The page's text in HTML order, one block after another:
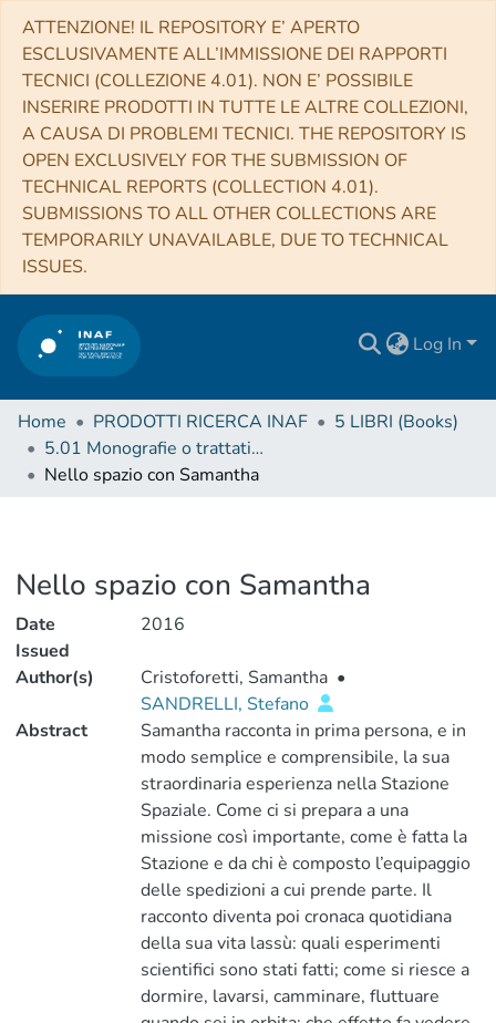
ATTENZIONE! IL REPOSITORY E’ APERTO
ESCLUSIVAMENTE ALL’IMMISSIONE DEI RAPPORTI
TECNICI (COLLEZIONE 4.01). NON E’ POSSIBILE
INSERIRE PRODOTTI IN TUTTE LE ALTRE COLLEZIONI,
A CAUSA DI PROBLEMI TECNICI. THE REPOSITORY IS
OPEN EXCLUSIVELY FOR THE SUBMISSION OF
TECHNICAL REPORTS (COLLECTION 4.01).
SUBMISSIONS TO ALL OTHER COLLECTIONS ARE
TEMPORARILY UNAVAILABLE, DUE TO TECHNICAL
ISSUES.
Log In
Home PRODOTTI RICERCA INAF
5 LIBRI (Books)
5.01 Monografie o trattati scientifici
Nello spazio con Samantha
Nello spazio con Samantha
Date
Issued
2016
Author(s) Cristoforetti, Samantha •
SANDRELLI, Stefano
Abstract
Samantha racconta in prima persona, e in
modo semplice e comprensibile, la sua
straordinaria esperienza nella Stazione
Spaziale. Come ci si prepara a una
missione così importante, come è fatta la
Stazione e da chi è composto l’equipaggio
delle spedizioni a cui prende parte. Il
racconto diventa poi cronaca quotidiana
della sua vita lassù: quali esperimenti
scientifici sono stati fatti; come si riesce a
dormire, lavarsi, camminare, fluttuare